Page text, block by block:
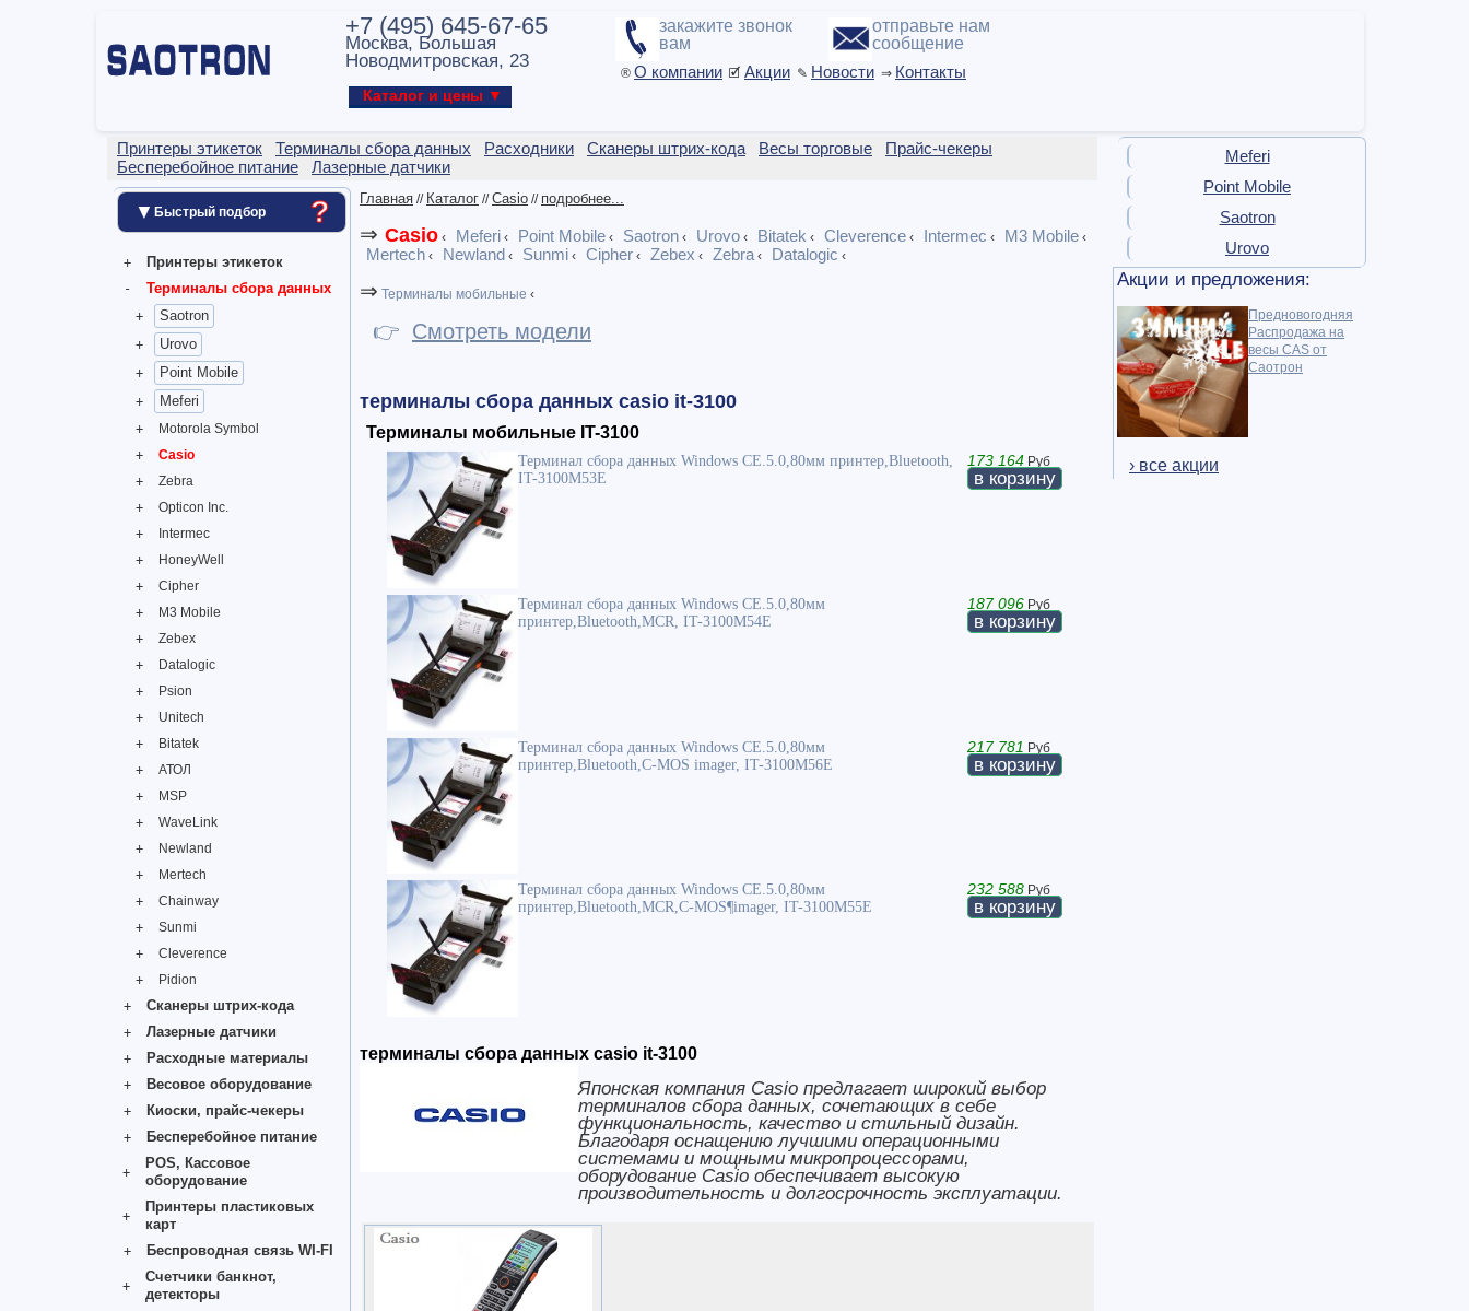
+7 (495) 645-67-65
Москва, Большая
Новодмитровская, 23
Каталог и цены ▼
закажите звонок
вам
отправьте нам
сообщение
® О компании 🗹 Акции ✎ Новости ⇒ Контакты
Meferi
Point Mobile
Saotron
Urovo
Акции и предложения:
Предновогодняя
Распродажа на
весы CAS от
Саотрон
› все акции
Принтеры этикеток Терминалы сбора данных Расходники Сканеры штрих-кода Весы торговые
Прайс-чекеры
Бесперебойное питание
Лазерные датчики
▼ Быстрый подбор ?
Принтеры этикеток
Терминалы сбора данных
Saotron
Urovo
Point Mobile
Meferi
Motorola Symbol
Casio
Zebra
Opticon Inc.
Intermec
HoneyWell
Cipher
M3 Mobile
Zebex
Datalogic
Psion
Unitech
Bitatek
АТОЛ
MSP
WaveLink
Newland
Mertech
Chainway
Sunmi
Cleverence
Pidion
Сканеры штрих-кода
Лазерные датчики
Расходные материалы
Весовое оборудование
Киоски, прайс-чекеры
Бесперебойное питание
POS, Кассовое
оборудование
Принтеры пластиковых
карт
Беспроводная связь WI-FI
Счетчики банкнот,
детекторы
Главная // Каталог //Casio // подробнее...
⇒ Casio ‹ Meferi ‹ Point Mobile ‹ Saotron ‹ Urovo ‹ Bitatek ‹ Cleverence ‹ Intermec ‹ M3 Mobile ‹
Mertech ‹ Newland ‹ Sunmi ‹ Cipher ‹ Zebex ‹ Zebra‹ Datalogic ‹
⇒ Терминалы мобильные ‹
👉 Смотреть модели
терминалы сбора данных casio it-3100
Терминалы мобильные IT-3100
Терминал сбора данных Windows CE.5.0,80мм принтер,Bluetooth,
IT-3100M53E
173 164 Руб
в корзину
Терминал сбора данных Windows CE.5.0,80мм
принтер,Bluetooth,MCR, IT-3100M54E
187 096 Руб
в корзину
Терминал сбора данных Windows CE.5.0,80мм
принтер,Bluetooth,C-MOS imager, IT-3100M56E
217 781 Руб
в корзину
Терминал сбора данных Windows CE.5.0,80мм
принтер,Bluetooth,MCR,C-MOS¶imager, IT-3100M55E
232 588 Руб
в корзину
терминалы сбора данных casio it-3100
Японская компания Casio предлагает широкий выбор
терминалов сбора данных, сочетающих в себе
функциональность, качество и стильный дизайн.
Благодаря оснащению лучшими операционными
системами и мощными микропроцессорами,
оборудование Casio обеспечивает высокую
производительность и долгосрочность эксплуатации.